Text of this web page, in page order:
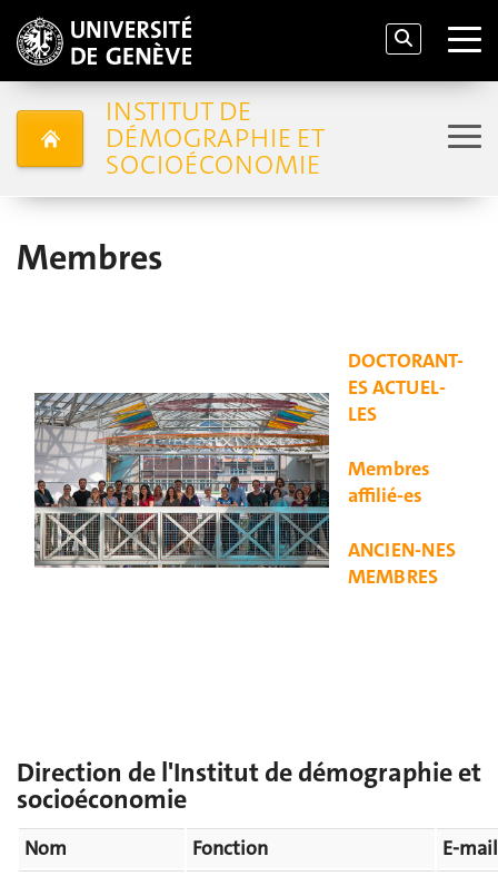
INSTITUT DE
DÉMOGRAPHIE ET
SOCIOÉCONOMIE
Membres
DOCTORANT-
ES ACTUEL-
LES
Membres
affilié-es
ANCIEN-NES
MEMBRES
Direction de l'Institut de démographie et
socioéconomie
Nom Fonction
E-mail